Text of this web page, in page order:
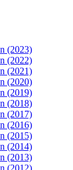
(2023)
(2022)
(2021)
(2020)
(2019)
(2018)
(2017)
(2016)
(2015)
(2014)
(2013)
(2012)